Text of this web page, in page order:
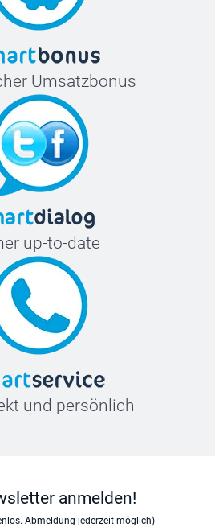
Umsatzbonus
up-to-date
und persönlich
anmelden!
Abmeldung jederzeit möglich)